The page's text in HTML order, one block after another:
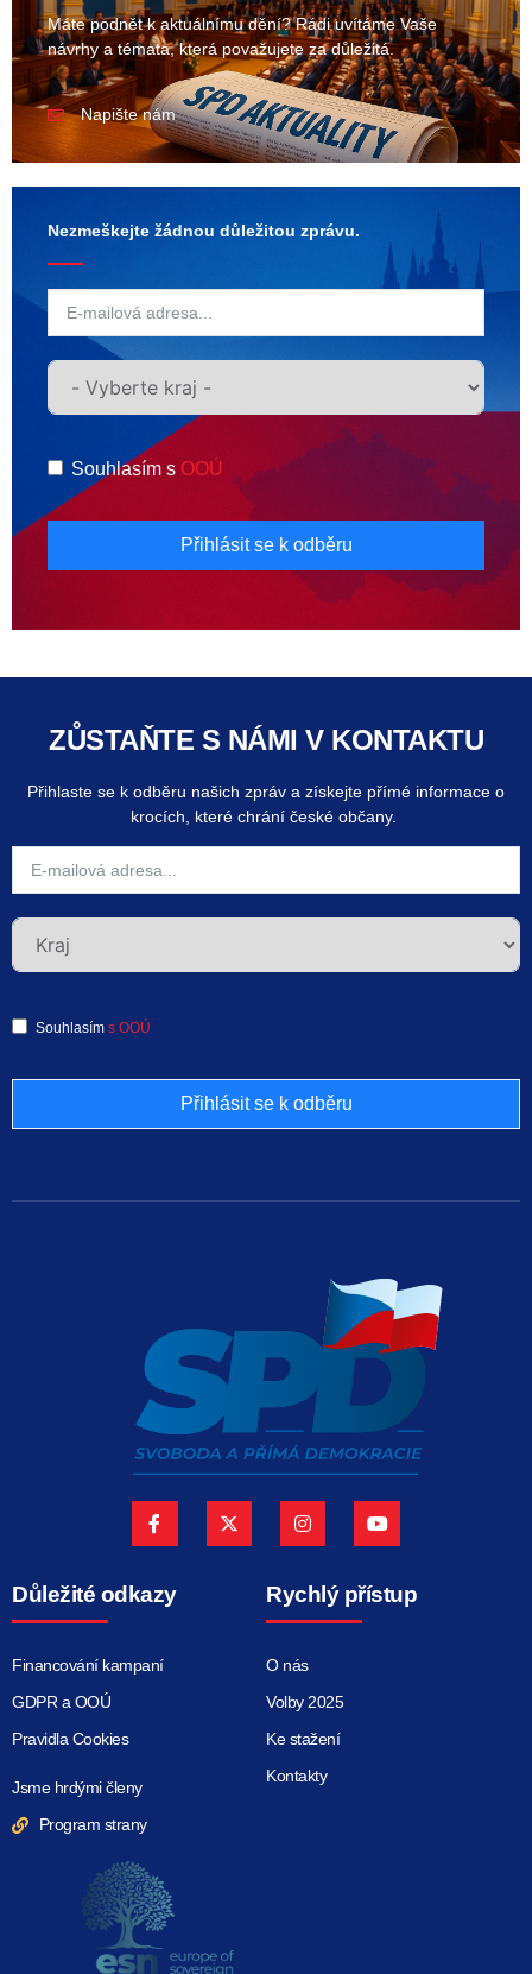
Máte podnět k aktuálnímu dění? Rádi uvítáme Vaše
návrhy a témata, která považujete za důležitá.
Napište nám
Nezmeškejte žádnou důležitou zprávu.
Souhlasím s OOÚ
Přihlásit se k odběru
ZŮSTAŇTE S NÁMI V KONTAKTU
Přihlaste se k odběru našich zpráv a získejte přímé informace o
krocích, které chrání české občany.
Souhlasím s OOÚ
Přihlásit se k odběru
Důležité odkazy
Financování kampaní
GDPR a OOÚ
Pravidla Cookies
Jsme hrdými členy
Program strany
Rychlý přístup
O nás
Volby 2025
Ke stažení
Kontakty